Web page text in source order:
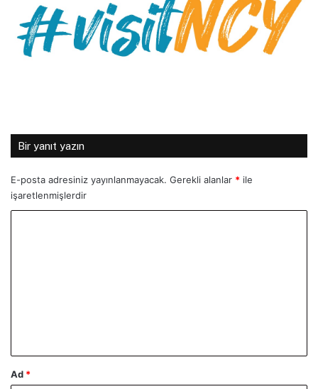
Bir yanıt yazın
E-posta adresiniz yayınlanmayacak. Gerekli alanlar * ile
işaretlenmişlerdir
Ad *